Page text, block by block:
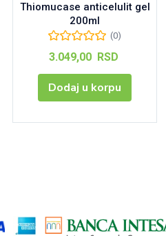
Thiomucase anticelulit gel
200ml
(0)
3.049,00 RSD
Dodaj u korpu